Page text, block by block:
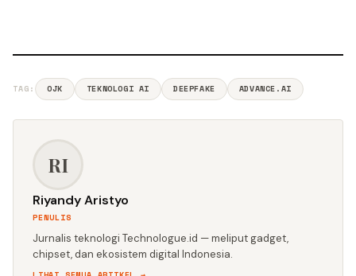
TAG: OJK TEKNOLOGI AI DEEPFAKE ADVANCE.AI
RI
Riyandy Aristyo
PENULIS
Jurnalis teknologi Technologue.id — meliput gadget,
chipset, dan ekosistem digital Indonesia.